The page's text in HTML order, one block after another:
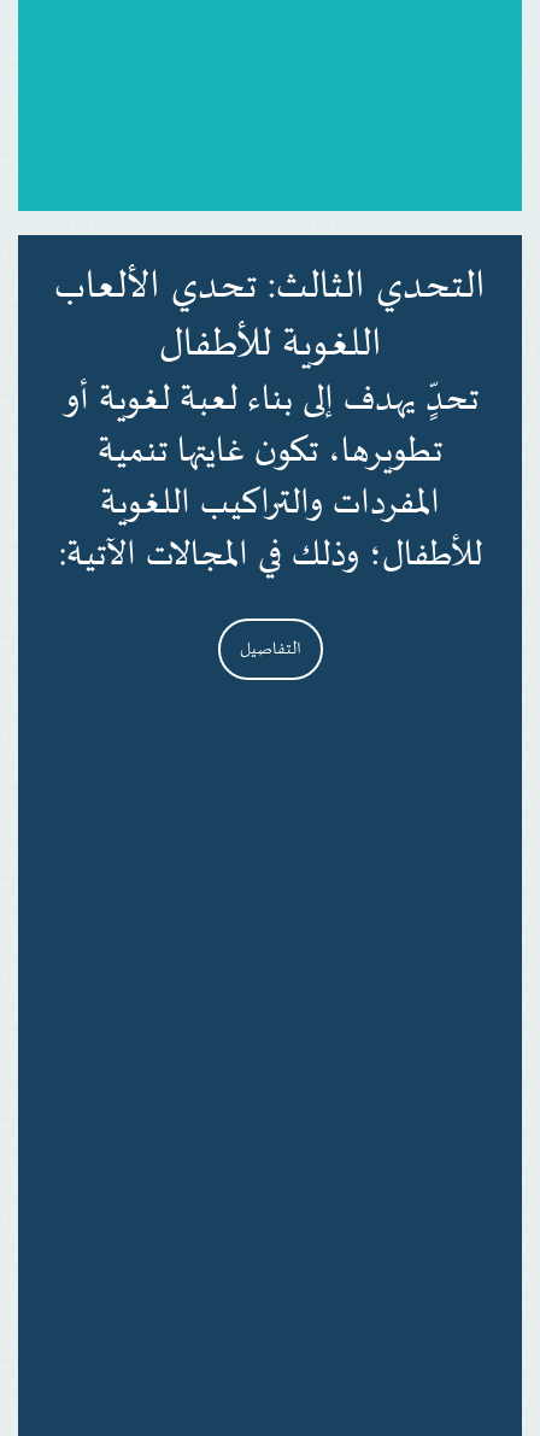
التحدي الثالث: تحدي الألعاب
اللغوية للأطفال
تحدٍّ يهدف إلى بناء لعبة لغوية أو
تطويرها، تكون غايتها تنمية
المفردات والتراكيب اللغوية
للأطفال؛ وذلك في المجالات الآتية:
التفاصيل